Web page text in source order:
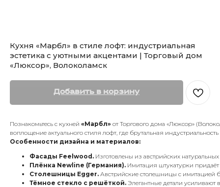
Кухня «Марбл» в стиле лофт: индустриальная
эстетика с уютными акцентами | Торговый дом
«Люксор», Волоколамск
Добавить в корзину
Познакомьтесь с кухней «Марбл» от Торгового дома «Люксор»
воплощение актуального стиля лофт, где брутальная
Особенности дизайна и материалов:
Фасады Feelwood. Изготовлены из австрийских
Плёнка Newline (Германия). Имитация штукатурки
Столешницы Egger. Австрийские столешницы с имитацией
Тёмное стекло с решёткой. Элегантные детали